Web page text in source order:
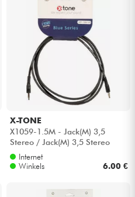
X-TONE
X1059-1.5M - Jack(M) 3,5
Stereo / Jack(M) 3,5 Stereo
Internet
Winkels
6.00 €